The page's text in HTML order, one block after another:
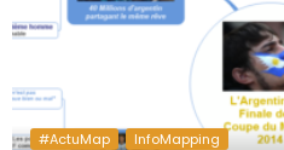
#ActuMap InfoMapping